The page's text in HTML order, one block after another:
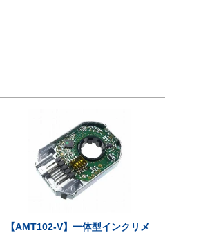
【AMT102-V】一体型インクリメ